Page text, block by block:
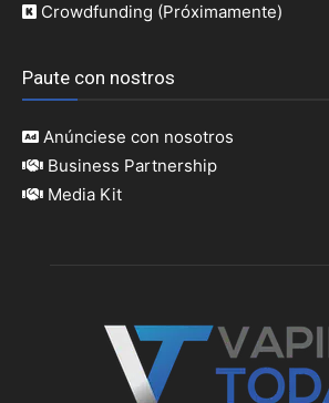
Crowdfunding (Próximamente)
Paute con nostros
Anúnciese con nosotros
Business Partnership
Media Kit